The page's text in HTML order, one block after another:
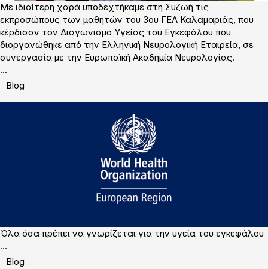
Με ιδιαίτερη χαρά υποδεχτήκαμε στη Συζωή τις
εκπροσώπους των μαθητών του 3ου ΓΕΛ Καλαμαριάς, που
κέρδισαν τον Διαγωνισμό Υγείας του Εγκεφάλου που
διοργανώθηκε από την Ελληνική Νευρολογική Εταιρεία, σε
συνεργασία με την Ευρωπαϊκή Ακαδημία Νευρολογίας.
...
Blog
Όλα όσα πρέπει να γνωρίζεται για την υγεία του εγκεφάλου
...
Blog